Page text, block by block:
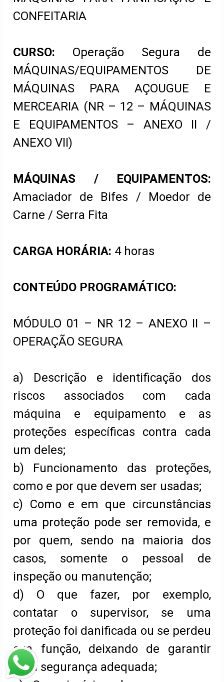
CONFEITARIA
CURSO: Operação Segura de
MÁQUINAS/EQUIPAMENTOS DE
MÁQUINAS PARA AÇOUGUE E
MERCEARIA (NR – 12 – MÁQUINAS
E EQUIPAMENTOS – ANEXO II /
ANEXO VII)
MÁQUINAS / EQUIPAMENTOS:
Amaciador de Bifes / Moedor de
Carne / Serra Fita
CARGA HORÁRIA: 4 horas
CONTEÚDO PROGRAMÁTICO:
MÓDULO 01 – NR 12 – ANEXO II –
OPERAÇÃO SEGURA
a) Descrição e identificação dos
riscos associados com cada
máquina e equipamento e as
proteções específicas contra cada
um deles;
b) Funcionamento das proteções,
como e por que devem ser usadas;
c) Como e em que circunstâncias
uma proteção pode ser removida, e
por quem, sendo na maioria dos
casos, somente o pessoal de
inspeção ou manutenção;
d) O que fazer, por exemplo,
contatar o supervisor, se uma
proteção foi danificada ou se perdeu
sua função, deixando de garantir
uma segurança adequada;